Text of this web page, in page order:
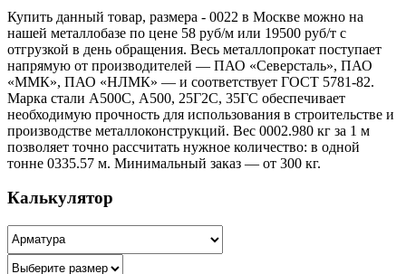
Купить данный товар, размера - 0022 в Москве можно на
нашей металлобазе по цене 58 руб/м или 19500 руб/т с
отгрузкой в день обращения. Весь металлопрокат поступает
напрямую от производителей — ПАО «Северсталь», ПАО
«ММК», ПАО «НЛМК» — и соответствует ГОСТ 5781-82.
Марка стали А500С, А500, 25Г2С, 35ГС обеспечивает
необходимую прочность для использования в строительстве и
производстве металлоконструкций. Вес 0002.980 кг за 1 м
позволяет точно рассчитать нужное количество: в одной
тонне 0335.57 м. Минимальный заказ — от 300 кг.
Калькулятор